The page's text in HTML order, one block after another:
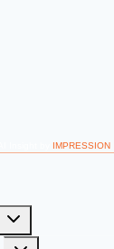
IMPRESSION
Toggle
menu
Toggle